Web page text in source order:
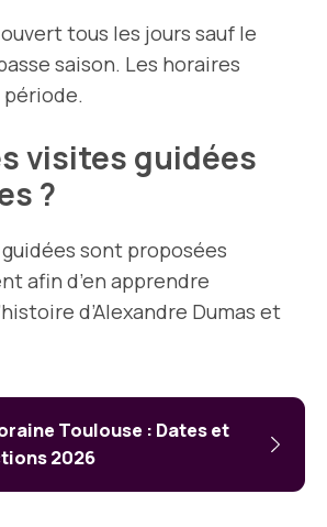
tous les jours sauf le
saison. Les horaires
visites guidées
?
sont proposées
afin d’en apprendre
d’Alexandre Dumas et
Toulouse : Dates et
2026